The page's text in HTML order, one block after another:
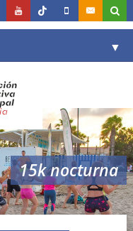
▼
▼
▼
▼
15k nocturna